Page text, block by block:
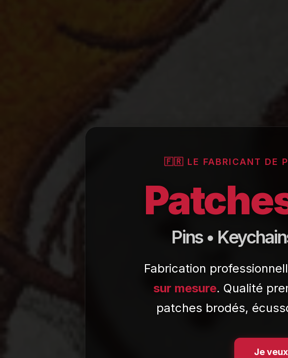
🇫🇷 LE FABRICANT DE
Pins •
Fabrication
sur mesure. Qualité
patches brodés,
Je